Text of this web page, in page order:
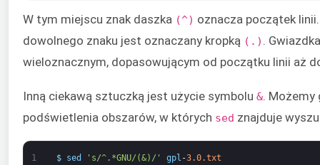
W tym miejscu znak daszka (^) oznacza początek
dowolnego znaku jest oznaczany kropką (.)
.
wieloznacznym, dopasowującym od początku linii aż
Inną ciekawą sztuczką jest użycie symbolu & .
podświetlenia obszarów, w których sed znajduje
1 $ sed 's/^.*GNU/(&)/' gpl -3.0.txt